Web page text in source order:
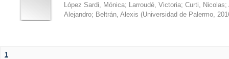
López Sardi, Mónica; Larroudé, Victoria; Curti, Nicolas;
Alejandro; Beltrán, Alexis (Universidad de Palermo,
1